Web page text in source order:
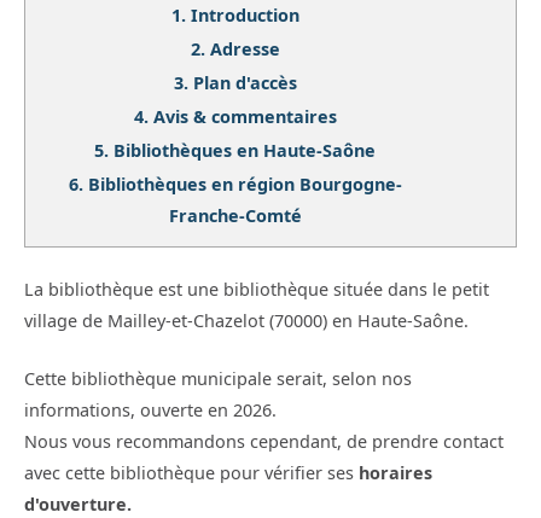
1. Introduction
2. Adresse
3. Plan d'accès
4. Avis & commentaires
5. Bibliothèques en Haute-Saône
6. Bibliothèques en région Bourgogne-
Franche-Comté
La bibliothèque est une bibliothèque située dans le petit
village de Mailley-et-Chazelot (70000) en Haute-Saône.
Cette bibliothèque municipale serait, selon nos
informations, ouverte en 2026.
Nous vous recommandons cependant, de prendre contact
avec cette bibliothèque pour vérifier ses horaires
d'ouverture.